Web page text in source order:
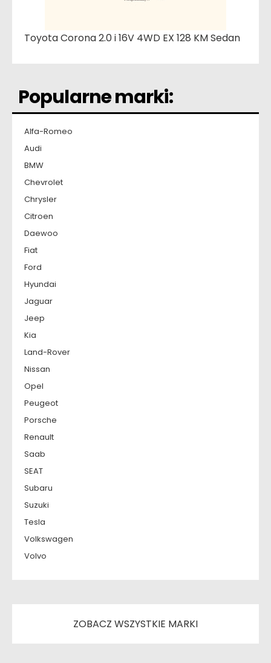
Toyota Corona 2.0 i 16V 4WD EX 128 KM Sedan
Popularne marki:
Alfa-Romeo
Audi
BMW
Chevrolet
Chrysler
Citroen
Daewoo
Fiat
Ford
Hyundai
Jaguar
Jeep
Kia
Land-Rover
Nissan
Opel
Peugeot
Porsche
Renault
Saab
SEAT
Subaru
Suzuki
Tesla
Volkswagen
Volvo
ZOBACZ WSZYSTKIE MARKI